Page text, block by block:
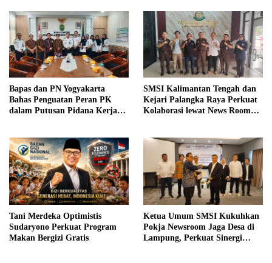
Bapas dan PN Yogyakarta
Bahas Penguatan Peran PK
dalam Putusan Pidana Kerja
SMSI Kalimantan Tengah dan
Kejari Palangka Raya Perkuat
Kolaborasi lewat News Room
Tani Merdeka Optimistis
Sudaryono Perkuat Program
Makan Bergizi Gratis
Ketua Umum SMSI Kukuhkan
Pokja Newsroom Jaga Desa di
Lampung, Perkuat Sinergi